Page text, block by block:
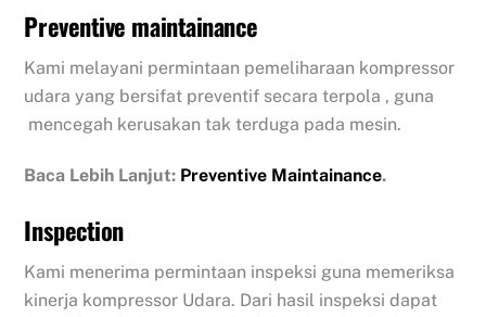
Preventive maintainance
Kami melayani permintaan pemeliharaan kompressor
udara yang bersifat preventif secara terpola , guna
mencegah kerusakan tak terduga pada mesin.
Baca Lebih Lanjut: Preventive Maintainance.
Inspection
Kami menerima permintaan inspeksi guna memeriksa
kinerja kompressor Udara. Dari hasil inspeksi dapat